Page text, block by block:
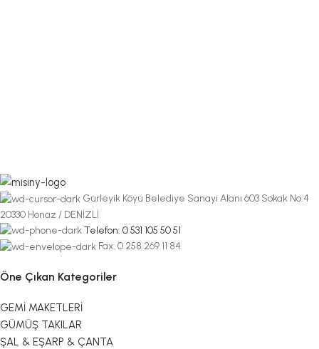
Gürleyik Köyü Belediye Sanayi Alanı 603 Sokak No:4
20330 Honaz / DENİZLİ
Telefon: 0 531 105 50 51
Fax: 0 258 269 11 84
Öne Çıkan Kategoriler
GEMİ MAKETLERİ
GÜMÜŞ TAKILAR
ŞAL & EŞARP & ÇANTA